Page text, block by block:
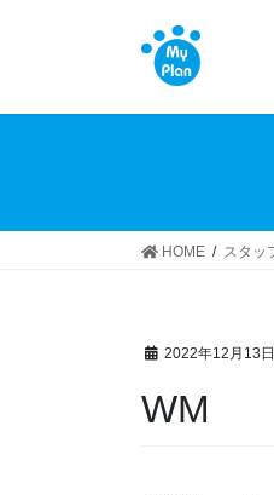
HOME スタッ
2022年12月13日
WM